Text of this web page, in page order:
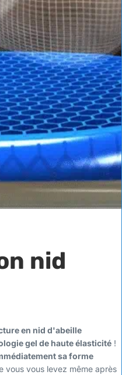
nid
en nid d'abeille
gel de haute élasticité !
sa forme
vous vous levez même après